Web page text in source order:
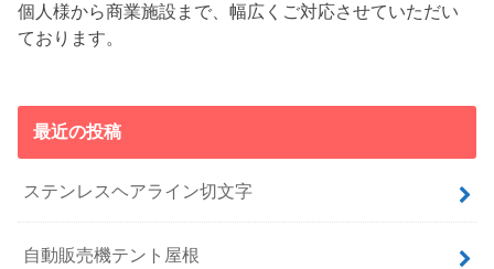
個人様から商業施設まで、幅広くご対応させていただい
ております。
最近の投稿
ステンレスヘアライン切文字
自動販売機テント屋根